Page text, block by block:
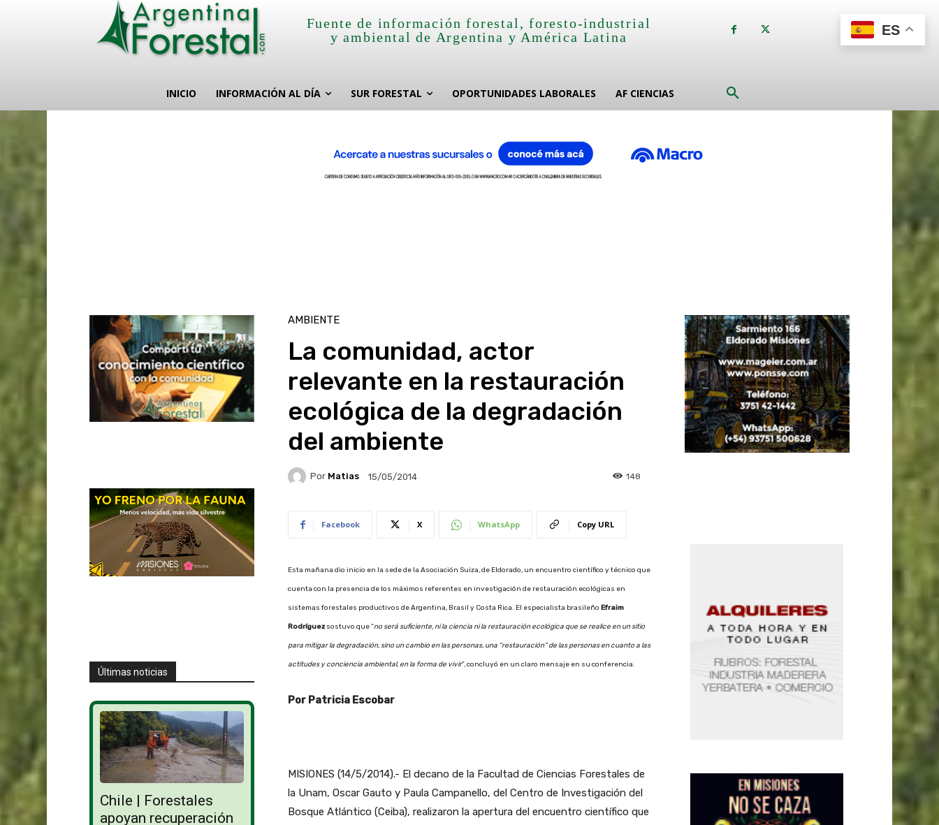
Fuente de información forestal, foresto-industrial
y ambiental de Argentina y América Latina
INICIO INFORMACIÓN AL DÍA SUR FORESTAL OPORTUNIDADES LABORALES AF CIENCIAS
Últimas noticias
Chile | Forestales
apoyan recuperación
AMBIENTE
La comunidad, actor
relevante en la restauración
ecológica de la degradación
del ambiente
Por Matias 15/05/2014 148
Facebook X WhatsApp Copy URL
Esta mañana dio inicio en la sede de la Asociación Suiza, de Eldorado, un encuentro científico y técnico que
cuenta con la presencia de los máximos referentes en investigación de restauración ecológicas en
sistemas forestales productivos de Argentina, Brasil y Costa Rica. El especialista brasileño Efraim
Rodríguezsostuvo que “no será suficiente, ni la ciencia ni la restauración ecológica que se realice en un sitio
para mitigar la degradación, sino un cambio en las personas, una “restauración” de las personas en cuanto a las
actitudes y conciencia ambiental, en la forma de vivir”, concluyó en un claro mensaje en su conferencia.
Por Patricia Escobar
MISIONES (14/5/2014).- El decano de la Facultad de Ciencias Forestales de
la Unam, Oscar Gauto y Paula Campanello, del Centro de Investigación del
Bosque Atlántico (Ceiba), realizaron la apertura del encuentro científico que
ES